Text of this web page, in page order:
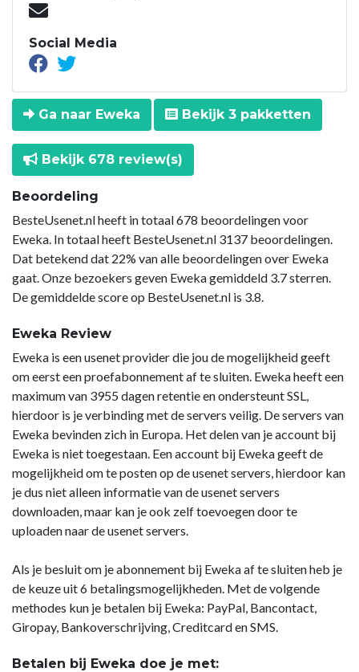
Social Media
Ga naar Eweka Bekijk 3 pakketten
Bekijk 678 review(s)
Beoordeling
BesteUsenet.nl heeft in totaal 678 beoordelingen voor
Eweka. In totaal heeft BesteUsenet.nl 3137 beoordelingen.
Dat betekend dat 22% van alle beoordelingen over Eweka
gaat. Onze bezoekers geven Eweka gemiddeld 3.7 sterren.
De gemiddelde score op BesteUsenet.nl is 3.8.
Eweka Review
Eweka is een usenet provider die jou de mogelijkheid geeft
om eerst een proefabonnement af te sluiten. Eweka heeft een
maximum van 3955 dagen retentie en ondersteunt SSL,
hierdoor is je verbinding met de servers veilig. De servers van
Eweka bevinden zich in Europa. Het delen van je account bij
Eweka is niet toegestaan. Een account bij Eweka geeft de
mogelijkheid om te posten op de usenet servers, hierdoor kan
je dus niet alleen informatie van de usenet servers
downloaden, maar kan je ook zelf toevoegen door te
uploaden naar de usenet servers.
Als je besluit om je abonnement bij Eweka af te sluiten heb je
de keuze uit 6 betalingsmogelijkheden. Met de volgende
methodes kun je betalen bij Eweka: PayPal, Bancontact,
Giropay, Bankoverschrijving, Creditcard en SMS.
Betalen bij Eweka doe je met: